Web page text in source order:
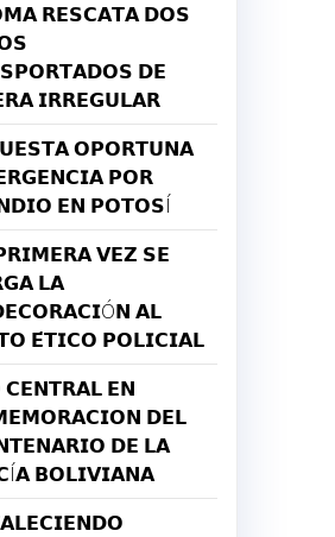
𝗥𝗘𝗦𝗖𝗔𝗧𝗔 𝗗𝗢𝗦
𝗗𝗘
𝗜𝗥𝗥𝗘𝗚𝗨𝗟𝗔𝗥
𝗢𝗣𝗢𝗥𝗧𝗨𝗡𝗔
𝗣𝗢𝗥
𝗘𝗡 𝗣𝗢𝗧𝗢𝗦Í
𝗩𝗘𝗭 𝗦𝗘
𝗟𝗔
𝗔𝗟
𝗘́𝗧𝗜𝗖𝗢 𝗣𝗢𝗟𝗜𝗖𝗜𝗔𝗟
𝗘𝗡
𝗗𝗘𝗟
𝗗𝗘 𝗟𝗔
𝗕𝗢𝗟𝗜𝗩𝗜𝗔𝗡𝗔